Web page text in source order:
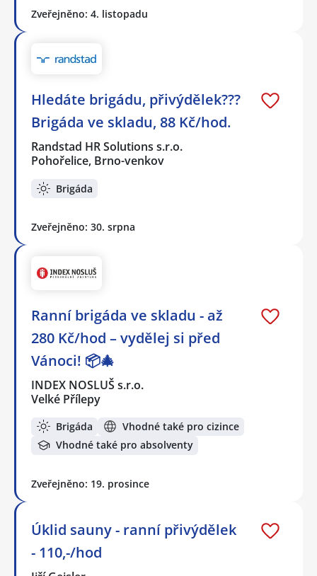
Zveřejněno: 4. listopadu
Hledáte brigádu, přivýdělek???
Brigáda ve skladu, 88 Kč/hod.
Randstad HR Solutions s.r.o.
Pohořelice, Brno-venkov
Brigáda
Zveřejněno: 30. srpna
Ranní brigáda ve skladu - až
280 Kč/hod – vydělej si před
Vánoci! 📦🎄
INDEX NOSLUŠ s.r.o.
Velké Přílepy
Brigáda
Vhodné také pro cizince
Vhodné také pro absolventy
Zveřejněno: 19. prosince
Úklid sauny - ranní přivýdělek
- 110,-/hod